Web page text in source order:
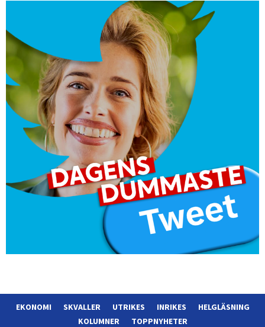
EKONOMI SKVALLER UTRIKES INRIKES
HELGLÄSNING
KOLUMNER
TOPPNYHETER